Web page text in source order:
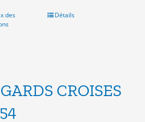
des
Ce
peuvent
Détails
CROISES